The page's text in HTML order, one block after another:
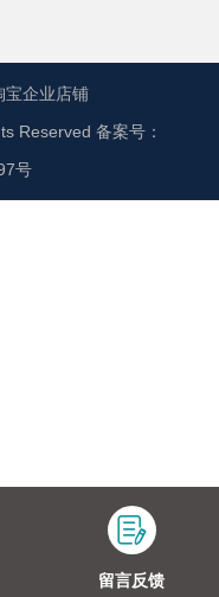
宝企业店铺
Reserved 备案号：
号
留言反馈